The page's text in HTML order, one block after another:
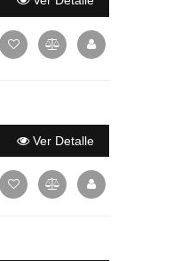
Ver Detalle